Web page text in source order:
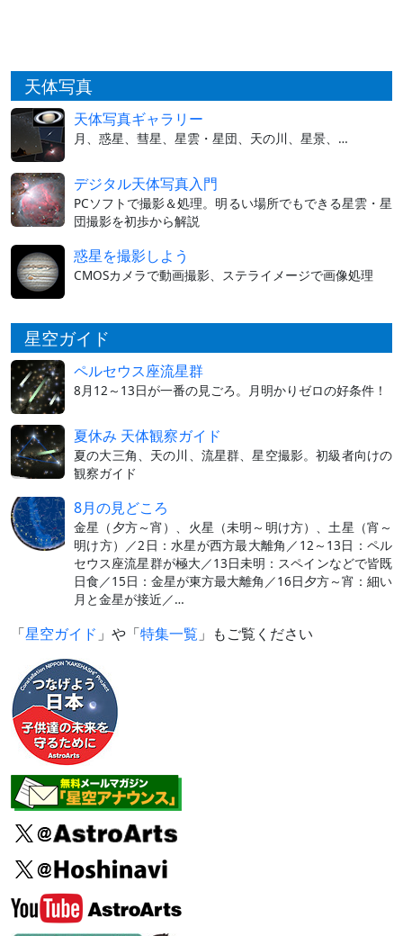
天体写真
天体写真ギャラリー
月、惑星、彗星、星雲・星団、天の川、星景、…
デジタル天体写真入門
PCソフトで撮影＆処理。明るい場所でもできる星雲・星
団撮影を初歩から解説
惑星を撮影しよう
CMOSカメラで動画撮影、ステライメージで画像処理
星空ガイド
ペルセウス座流星群
8月12～13日が一番の見ごろ。月明かりゼロの好条件！
夏休み 天体観察ガイド
夏の大三角、天の川、流星群、星空撮影。初級者向けの
観察ガイド
8月の見どころ
金星（夕方～宵）、火星（未明～明け方）、土星（宵～
明け方）／2日：水星が西方最大離角／12～13日：ペル
セウス座流星群が極大／13日未明：スペインなどで皆既
日食／15日：金星が東方最大離角／16日夕方～宵：細い
月と金星が接近／…
「星空ガイド 」や「特集一覧 」もご覧ください